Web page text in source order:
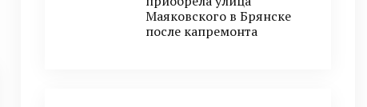
Маяковского в Брянске
после капремонта